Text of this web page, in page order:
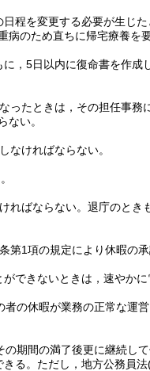
程を変更する必要が生じ
病のため直ちに帰宅療養を
，5日以内に復命書を作成
ったときは，その担任事務
ない。
なければならない。
ればならない。 退庁のとき
第1項の規定により休暇の
できないときは，速やか
の休暇が業務の正常な運
期間の満了後更に継続し
る。 ただし，地方公務員法